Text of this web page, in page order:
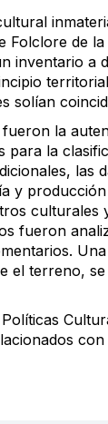
de
inventario a
solían
la
para la
las
y
culturales
fueron
el terreno,